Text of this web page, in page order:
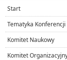
Start
Tematyka Konferencji
Komitet Naukowy
Komitet